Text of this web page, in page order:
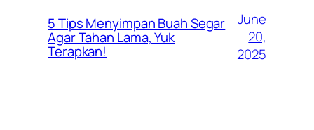
5 Tips Menyimpan Buah Segar
Agar Tahan Lama, Yuk
Terapkan!
June
20,
2025